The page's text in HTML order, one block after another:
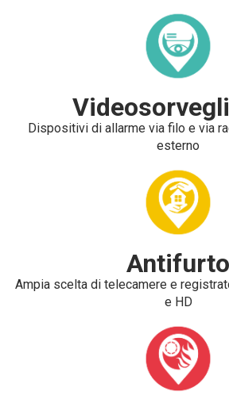
Dispositivi di allarme via filo e via
esterno
Antifurto
Ampia scelta di telecamere e
e HD